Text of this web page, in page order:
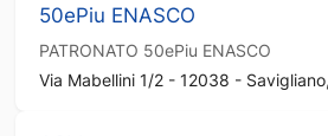
50ePiu ENASCO
PATRONATO 50ePiu ENASCO
Via Mabellini 1/2 - 12038 -